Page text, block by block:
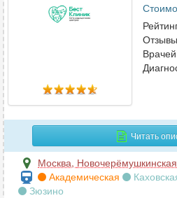
Читать
Москва,
Академическая
Зюзино